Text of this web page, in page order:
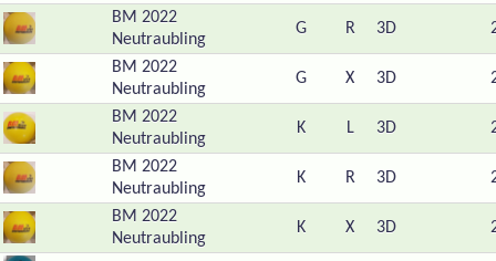
BM 2022
Neutraubling
G R 3D
BM 2022
Neutraubling
G X 3D
BM 2022
Neutraubling
K L 3D
BM 2022
Neutraubling
K R 3D
BM 2022
Neutraubling
K X 3D